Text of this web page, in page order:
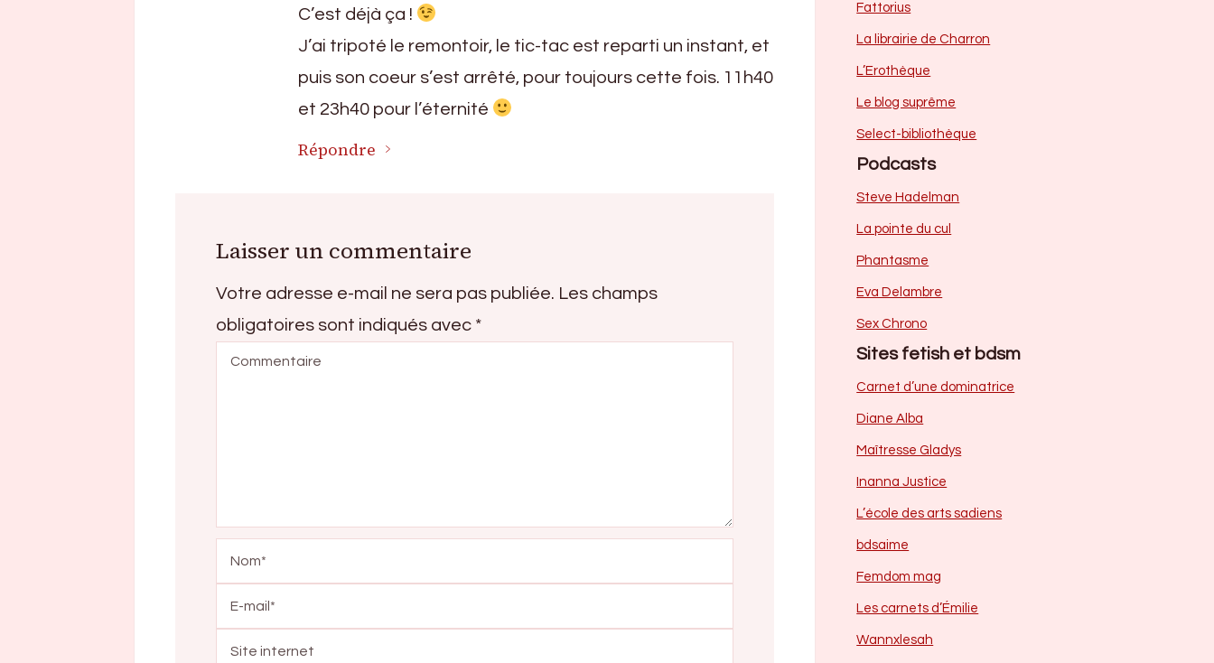
C’est déjà ça !
J’ai tripoté le remontoir, le tic-tac est reparti un instant, et
puis son coeur s’est arrêté, pour toujours cette fois. 11h40
et 23h40 pour l’éternité
Répondre
Laisser un commentaire
Votre adresse e-mail ne sera pas publiée. Les champs
obligatoires sont indiqués avec *
Fattorius
La librairie de Charron
L’Erothèque
Le blog suprême
Select-bibliothèque
Podcasts
Steve Hadelman
La pointe du cul
Phantasme
Eva Delambre
Sex Chrono
Sites fetish et bdsm
Carnet d’une dominatrice
Diane Alba
Maîtresse Gladys
Inanna Justice
L’école des arts sadiens
bdsaime
Femdom mag
Les carnets d’Émilie
Wannxlesah